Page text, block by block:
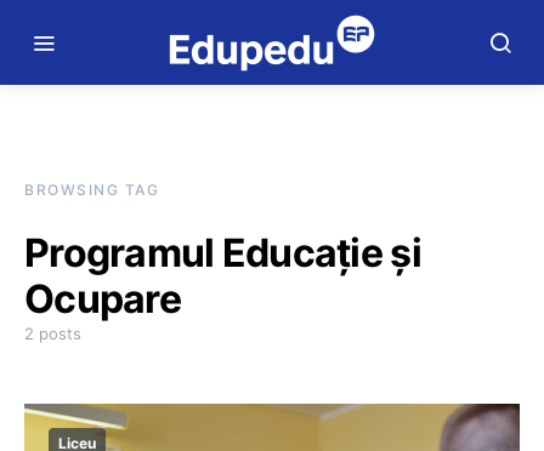
BROWSING TAG
Programul Educație și
Ocupare
2 posts
Liceu